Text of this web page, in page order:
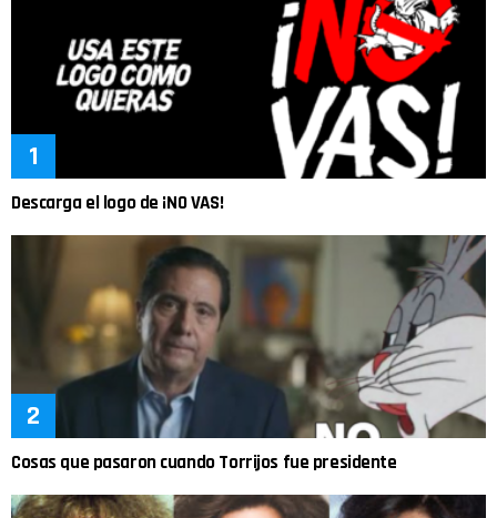
Descarga el logo de ¡NO VAS!
Cosas que pasaron cuando Torrijos fue presidente